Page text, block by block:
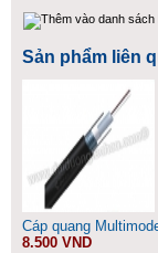
Sản phẩm liên
Cáp quang
8.500 VND